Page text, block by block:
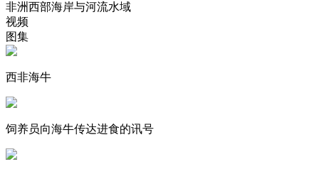
非洲西部海岸与河流水域
视频
图集
西非海牛
饲养员向海牛传达进食的讯号